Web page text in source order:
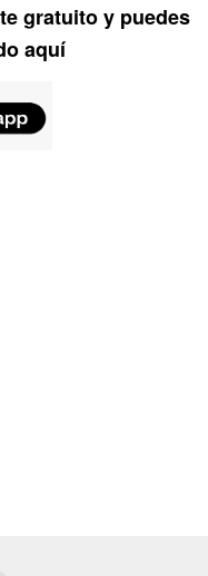
gratuito y puedes
aquí